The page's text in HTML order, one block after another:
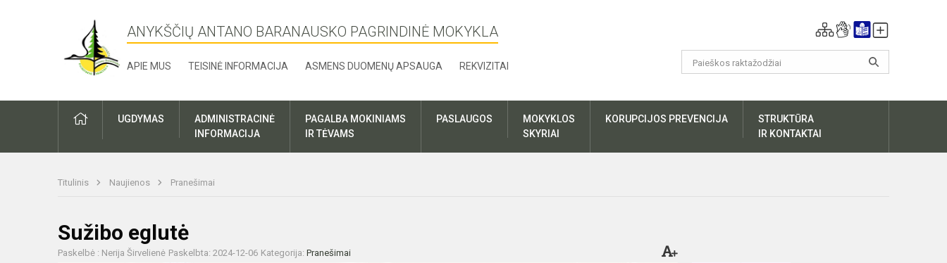
ANYKŠČIŲ ANTANO BARANAUSKO PAGRINDINĖ MOKYKLA
APIE MUS TEISINĖ INFORMACIJA ASMENS DUOMENŲ APSAUGA REKVIZITAI
UGDYMAS
ADMINISTRACINĖ
INFORMACIJA
PAGALBA MOKINIAMS
IR TĖVAMS
PASLAUGOS
MOKYKLOS
SKYRIAI
KORUPCIJOS PREVENCIJA
STRUKTŪRA
IR KONTAKTAI
Titulinis Naujienos Pranešimai
Sužibo eglutė
Paskelbė : Nerija Širvelienė Paskelbta: 2024-12-06 Kategorija: Pranešimai